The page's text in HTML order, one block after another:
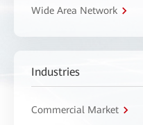
Wide Area Network
Industries
Commercial Market